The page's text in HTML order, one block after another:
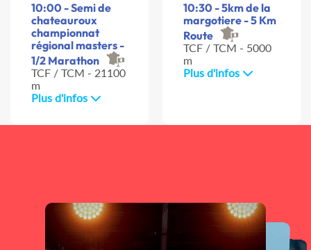
10:00 - Semi de
chateauroux
championnat
régional masters -
1/2 Marathon
TCF / TCM - 21100
m
Plus d'infos
10:30 - 5km de la
margotiere - 5 Km
Route
TCF / TCM - 5000
m
Plus d'infos